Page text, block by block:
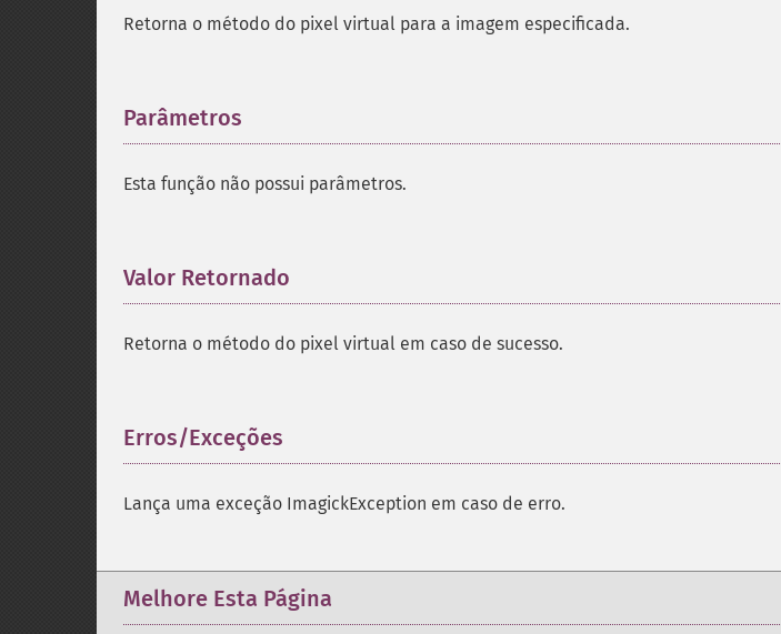
Retorna o método do pixel virtual para a imagem especificada.
Parâmetros
Esta função não possui parâmetros.
Valor Retornado
Retorna o método do pixel virtual em caso de sucesso.
Erros/Exceções
Lança uma exceção ImagickException em caso de erro.
Melhore Esta Página